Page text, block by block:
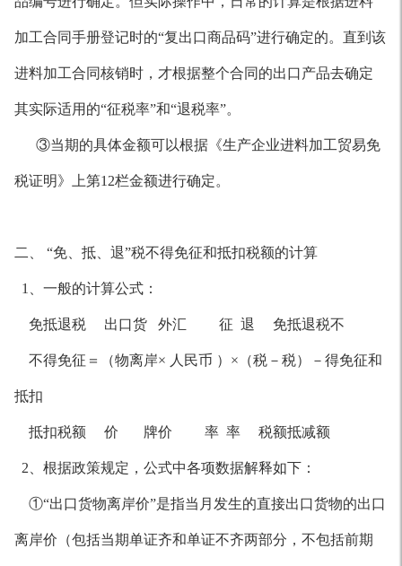
加工合同手册登记时的“复出口商品码”进行确定的。直到该
进料加工合同核销时，才根据整个合同的出口产品去确定
其实际适用的“征税率”和“退税率”。
③当期的具体金额可以根据《生产企业进料加工贸易免
税证明》上第12栏金额进行确定。
二、 “免、抵、退”税不得免征和抵扣税额的计算
1、一般的计算公式：
免抵退税 出口货 外汇 征 退 免抵退税不
不得免征＝（物离岸× 人民币 ）×（税－税）－得免征和
抵扣
抵扣税额 价 牌价 率 率 税额抵减额
2、根据政策规定，公式中各项数据解释如下：
①“出口货物离岸价”是指当月发生的直接出口货物的出口
离岸价（包括当期单证齐和单证不齐两部分，不包括前期